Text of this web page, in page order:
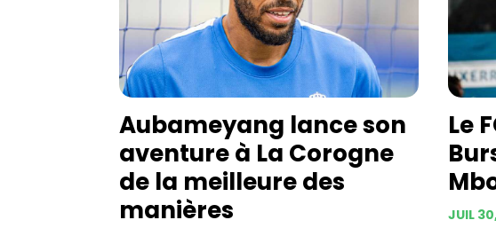
Aubameyang lance son
aventure à La Corogne
de la meilleure des
manières
Le
JUIL